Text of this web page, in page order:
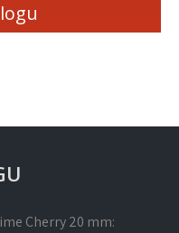
Cherry 20 mm: